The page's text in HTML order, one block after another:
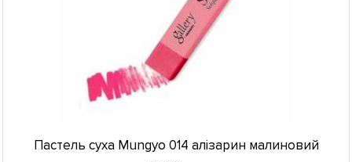
Пастель суха Mungyo 014 алізарин малиновий